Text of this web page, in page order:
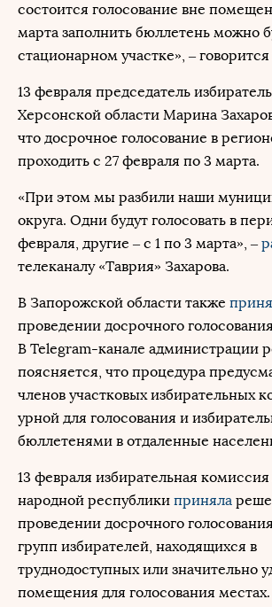
состоится голосование вне
марта заполнить бюллетень можно
стационарном участке», –
13 февраля председатель
Херсонской области Марина
что досрочное голосование в
проходить с 27 февраля по 3 марта.
«При этом мы разбили наши
округа. Одни будут голосовать в
февраля, другие – с 1 по 3 марта», –
телеканалу «Таврия» Захарова.
В Запорожской области также
проведении досрочного
В Telegram-канале администрации
поясняется, что процедура
членов участковых избирательных
урной для голосования и
бюллетенями в отдаленные
13 февраля избирательная
народной республики приняла
проведении досрочного
групп избирателей, находящихся в
труднодоступных или значительно
помещения для голосования